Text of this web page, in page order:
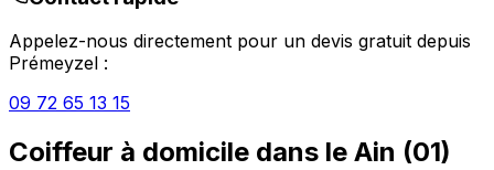
Appelez-nous directement pour un devis gratuit depuis
Prémeyzel :
09 72 65 13 15
Coiffeur à domicile dans le Ain (01)